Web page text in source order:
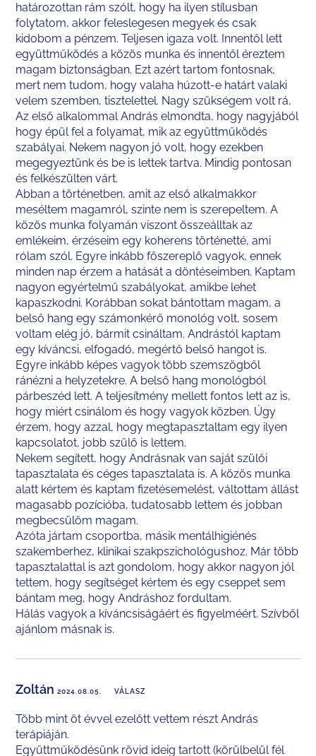
határozottan rám szólt, hogy ha ilyen stílusban
folytatom, akkor feleslegesen megyek és csak
kidobom a pénzem. Teljesen igaza volt. Innentől lett
együttműködés a közös munka és innentől éreztem
magam biztonságban. Ezt azért tartom fontosnak,
mert nem tudom, hogy valaha húzott-e határt valaki
velem szemben, tisztelettel. Nagy szükségem volt rá,
Az első alkalommal András elmondta, hogy nagyjából
hogy épül fel a folyamat, mik az együttműködés
szabályai. Nekem nagyon jó volt, hogy ezekben
megegyeztünk és be is lettek tartva. Mindig pontosan
és felkészülten várt.
Abban a történetben, amit az első alkalmakkor
meséltem magamról, szinte nem is szerepeltem. A
közös munka folyamán viszont összeálltak az
emlékeim, érzéseim egy koherens történetté, ami
rólam szól. Egyre inkább főszereplő vagyok, ennek
minden nap érzem a hatását a döntéseimben. Kaptam
nagyon egyértelmű szabályokat, amikbe lehet
kapaszkodni. Korábban sokat bántottam magam, a
belső hang egy számonkérő monológ volt, sosem
voltam elég jó, bármit csináltam. Andrástól kaptam
egy kíváncsi, elfogadó, megértő belső hangot is.
Egyre inkább képes vagyok több szemszögből
ránézni a helyzetekre. A belső hang monológból
párbeszéd lett. A teljesítmény mellett fontos lett az is,
hogy miért csinálom és hogy vagyok közben. Úgy
érzem, hogy azzal, hogy megtapasztaltam egy ilyen
kapcsolatot, jobb szülő is lettem.
Nekem segített, hogy Andrásnak van saját szülői
tapasztalata és céges tapasztalata is. A közös munka
alatt kértem és kaptam fizetésemelést, váltottam állást
magasabb pozícióba, tudatosabb lettem és jobban
megbecsülöm magam.
Azóta jártam csoportba, másik mentálhigiénés
szakemberhez, klinikai szakpszichológushoz. Már több
tapasztalattal is azt gondolom, hogy akkor nagyon jól
tettem, hogy segítséget kértem és egy cseppet sem
bántam meg, hogy Andráshoz fordultam.
Hálás vagyok a kíváncsiságáért és figyelméért. Szívből
ajánlom másnak is.
Zoltán2024.08.05. VÁLASZ
Több mint öt évvel ezelőtt vettem részt András
terápiáján.
Együttműködésünk rövid ideig tartott (körülbelül fél